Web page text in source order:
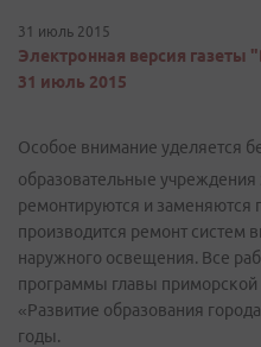
31 июль 2015
Электронная версия
31 июль 2015
Особое внимание уделяется
образовательные учреждения
ремонтируются и заменяются
производится ремонт систем
наружного освещения. Все
программы главы
«Развитие образования
годы.